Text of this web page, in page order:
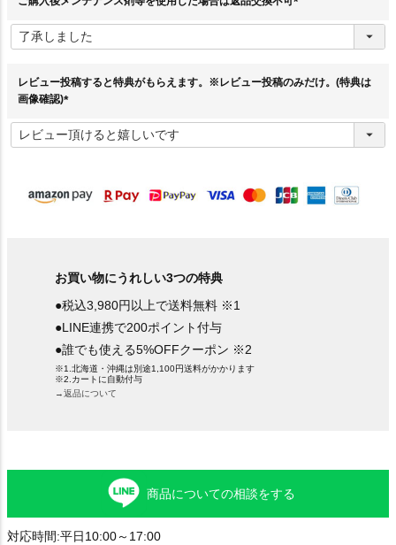
須
レビュー投稿すると特典がもらえます。※レビュー投稿のみだけ。(特典は
画像確認)
必
須
お買い物にうれしい3つの特典
●税込3,980円以上で送料無料 ※1
●LINE連携で200ポイント付与
●誰でも使える5%OFFクーポン ※2
※1.北海道・沖縄は別途1,100円送料がかかります
※2.カートに自動付与
→返品について
商品についての相談をする
対応時間:平日10:00～17:00